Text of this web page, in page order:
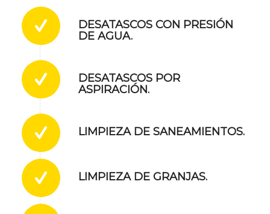
DESATASCOS CON PRESIÓN
DE AGUA.
DESATASCOS POR
ASPIRACIÓN.
LIMPIEZA DE SANEAMIENTOS.
LIMPIEZA DE GRANJAS.